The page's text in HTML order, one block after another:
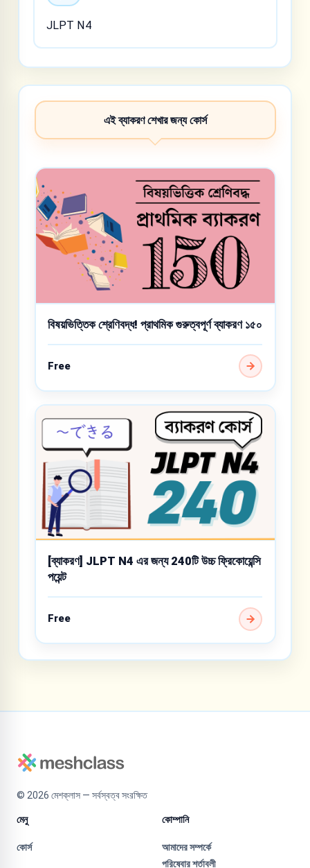
JLPT N4
এই ব্যাকরণ শেখার জন্য কোর্স
বিষয়ভিত্তিক শ্রেণিবদ্ধ! প্রাথমিক গুরুত্বপূর্ণ ব্যাকরণ ১৫০
Free
[ব্যাকরণ] JLPT N4 এর জন্য 240টি উচ্চ ফ্রিকোয়েন্সি
পয়েন্ট
Free
© 2026 মেশক্লাস — সর্বস্বত্ব সংরক্ষিত
মেনু
কোর্স
কোম্পানি
আমাদের সম্পর্কে
পরিষেবার শর্তাবলী